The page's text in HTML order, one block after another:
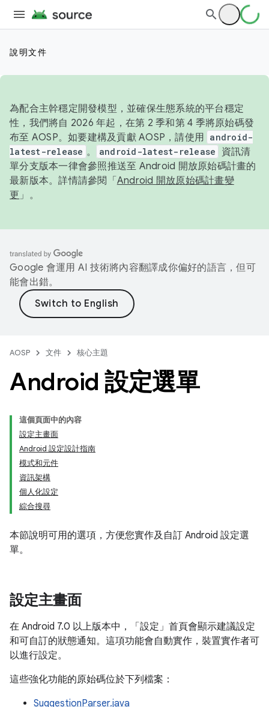
說明文件
為配合主幹穩定開發模型，並確保生態系統的平台穩定
性，我們將自 2026 年起，在第 2 季和第 4 季將原始碼發
布至 AOSP。如要建構及貢獻 AOSP，請使用 android-
latest-release 。 android-latest-release
資訊清
單分支版本一律會參照推送至 Android 開放原始碼計畫的
最新版本。詳情請參閱「 Android 開放原始碼計畫變
更 」。
Google 會運用 AI 技術將內容翻譯成你偏好的語言，但可
能會出錯。
AOSP 文件 核心主題
Android 設定選單
這個頁面中的內容
設定主畫面
Android 設定設計指南
模式和元件
資訊架構
個人化設定
綜合搜尋
本節說明可用的選項，方便您實作及自訂 Android 設定選
單。
設定主畫面
在 Android 7.0 以上版本中，「設定」首頁會顯示建議設定
和可自訂的狀態通知。這項功能會自動實作，裝置實作者可
以進行設定。
這些強化功能的原始碼位於下列檔案：
SuggestionParser.java